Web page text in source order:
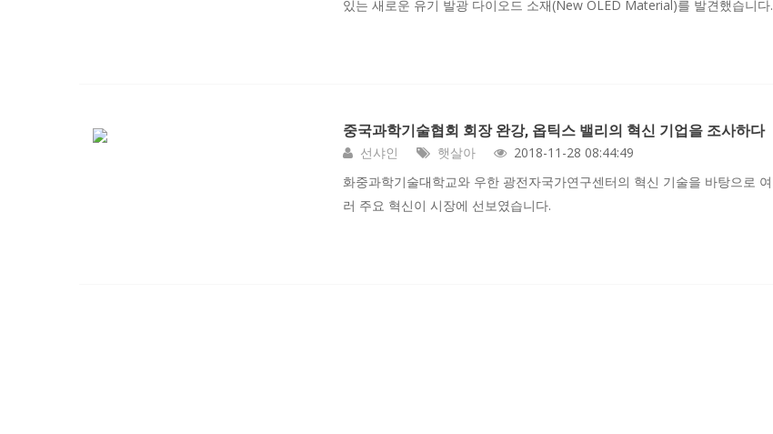
있는 새로운 유기 발광 다이오드 소재(New OLED Material)를 발견했습니다.
중국과학기술협회 회장 완강, 옵틱스 밸리의 혁신 기업을 조사하다
선샤인
햇살아
2018-11-28 08:44:49
화중과학기술대학교와 우한 광전자국가연구센터의 혁신 기술을 바탕으로 여
러 주요 혁신이 시장에 선보였습니다.